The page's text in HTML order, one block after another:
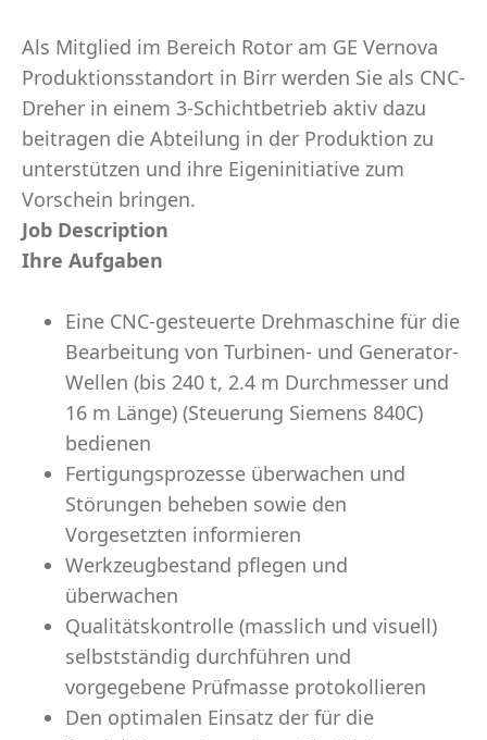
Als Mitglied im Bereich Rotor am GE Vernova
Produktionsstandort in Birr werden Sie als CNC-
Dreher in einem 3-Schichtbetrieb aktiv dazu
beitragen die Abteilung in der Produktion zu
unterstützen und ihre Eigeninitiative zum
Vorschein bringen.
Job Description
Ihre Aufgaben
Eine CNC-gesteuerte Drehmaschine für die
Bearbeitung von Turbinen- und Generator-
Wellen (bis 240 t, 2.4 m Durchmesser und
16 m Länge) (Steuerung Siemens 840C)
bedienen
Fertigungsprozesse überwachen und
Störungen beheben sowie den
Vorgesetzten informieren
Werkzeugbestand pflegen und
überwachen
Qualitätskontrolle (masslich und visuell)
selbstständig durchführen und
vorgegebene Prüfmasse protokollieren
Den optimalen Einsatz der für die